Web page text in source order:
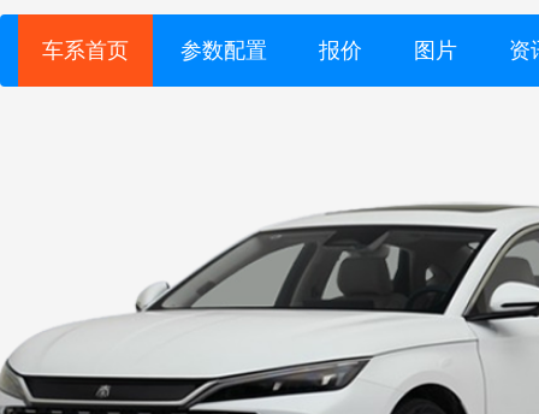
车系首页 参数配置 报价 图片 资